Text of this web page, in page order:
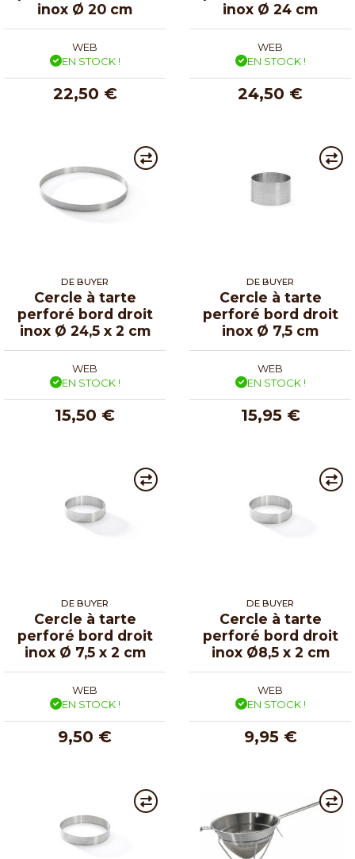
inox Ø 20 cm
WEB
EN STOCK !
22,50 €
inox Ø 24 cm
WEB
EN STOCK !
24,50 €
DE BUYER
Cercle à tarte
perforé bord droit
inox Ø 24,5 x 2 cm
WEB
EN STOCK !
15,50 €
DE BUYER
Cercle à tarte
perforé bord droit
inox Ø 7,5 cm
WEB
EN STOCK !
15,95 €
DE BUYER
Cercle à tarte
perforé bord droit
inox Ø 7,5 x 2 cm
WEB
EN STOCK !
9,50 €
DE BUYER
Cercle à tarte
perforé bord droit
inox Ø8,5 x 2 cm
WEB
EN STOCK !
9,95 €